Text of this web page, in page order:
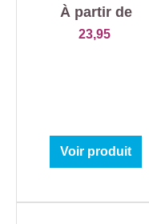
Bois
Extérieurs
À partir de
23,95
Voir produit